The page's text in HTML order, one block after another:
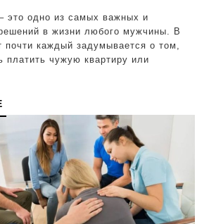
и
для
это одно из самых важных и
в жизни любого мужчины. В
почти каждый задумывается о том,
платить чужую квартиру или
ЧИТАТЬ
ДАЛЕЕ